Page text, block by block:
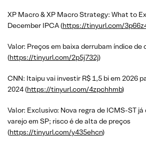
XP Macro & XP Macro Strategy: What to
December IPCA (https://tinyurl.com/
Valor: Preços em baixa derrubam índice de
(https://tinyurl.com/2p5j732j)
CNN: Itaipu vai investir R$ 1,5 bi em 2026
2024 (https://tinyurl.com/4zpchhmb)
Valor: Exclusivo: Nova regra de ICMS-ST
varejo em SP; risco é de alta de preços
(https://tinyurl.com/y435ehcn)